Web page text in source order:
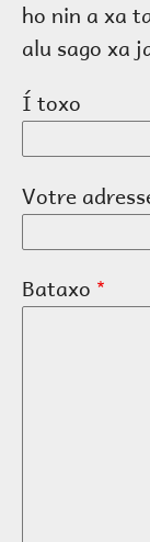
ho nin a xa
alu sago xa
Í toxo
Votre
Bataxo